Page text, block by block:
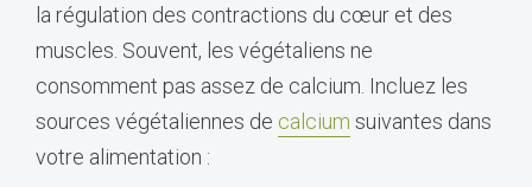
la régulation des contractions du cœur et des
muscles. Souvent, les végétaliens ne
consomment pas assez de calcium. Incluez les
sources végétaliennes de calcium suivantes dans
votre alimentation :